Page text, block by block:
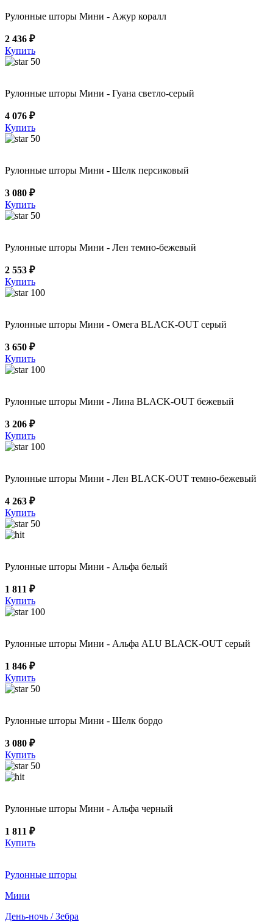
Рулонные шторы Мини - Ажур коралл
2 436 ₽
Купить
50
Рулонные шторы Мини - Гуана светло-серый
4 076 ₽
Купить
50
Рулонные шторы Мини - Шелк персиковый
3 080 ₽
Купить
50
Рулонные шторы Мини - Лен темно-бежевый
2 553 ₽
Купить
100
Рулонные шторы Мини - Омега BLACK-OUT серый
3 650 ₽
Купить
100
Рулонные шторы Мини - Лина BLACK-OUT бежевый
3 206 ₽
Купить
100
Рулонные шторы Мини - Лен BLACK-OUT темно-бежевый
4 263 ₽
Купить
50
Рулонные шторы Мини - Альфа белый
1 811 ₽
Купить
100
Рулонные шторы Мини - Альфа ALU BLACK-OUT серый
1 846 ₽
Купить
50
Рулонные шторы Мини - Шелк бордо
3 080 ₽
Купить
50
Рулонные шторы Мини - Альфа черный
1 811 ₽
Купить
Рулонные шторы
Мини
День-ночь / Зебра